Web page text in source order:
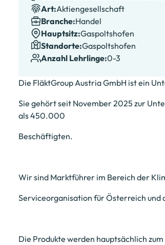
Art:Aktiengesellschaft
Branche:Handel
Hauptsitz:Gaspoltshofen
Standorte:Gaspoltshofen
Anzahl Lehrlinge:0-3
Die FläktGroup Austria GmbH ist ein
Sie gehört seit November 2025 zur
als 450.000
Beschäftigten.
Wir sind Marktführer im Bereich der
Serviceorganisation für Österreich und
Die Produkte werden hauptsächlich